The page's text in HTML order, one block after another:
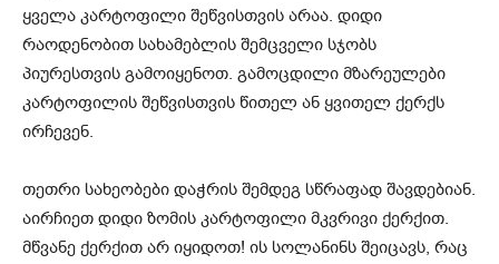
ყველა კარტოფილი შეწვისთვის არაა. დიდი
რაოდენობით სახამებლის შემცველი სჯობს
პიურესთვის გამოიყენოთ. გამოცდილი მზარეულები
კარტოფილის შეწვისთვის წითელ ან ყვითელ ქერქს
ირჩევენ.
თეთრი სახეობები დაჭრის შემდეგ სწრაფად შავდებიან.
აირჩიეთ დიდი ზომის კარტოფილი მკვრივი ქერქით.
მწვანე ქერქით არ იყიდოთ! ის სოლანინს შეიცავს, რაც